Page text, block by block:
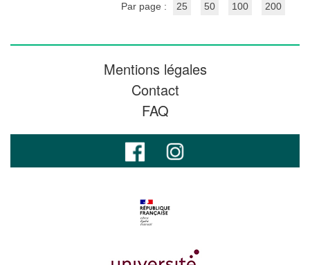
Par page :
25 50 100 200
Mentions légales
Contact
FAQ